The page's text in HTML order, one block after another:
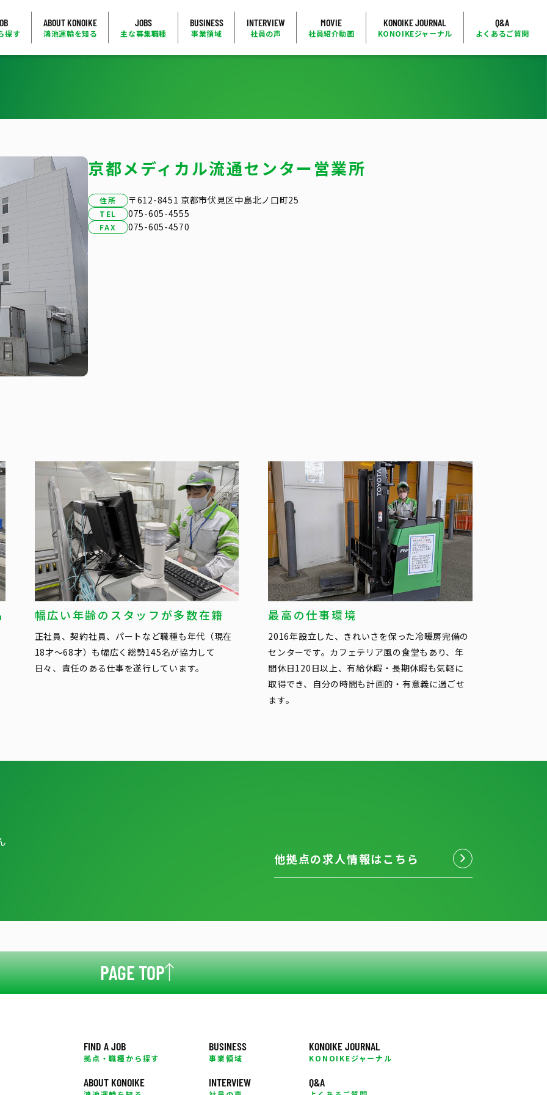
探す
ABOUT KONOIKE
鴻池運輸を知る
JOBS
主な募集職種
BUSINESS
事業領域
INTERVIEW
社員の声
MOVIE
社員紹介動画
KONOIKE JOURNAL
KONOIKEジャーナル
Q&A
よくあるご質問
京都メディカル流通センター営業所
住所 〒612-8451 京都市伏見区中島北ノ口町25
TEL 075-605-4555
FAX 075-605-4570
幅広い年齢のスタッフが多数在籍
正社員、契約社員、パートなど職種も年代（現在
18才～68才）も幅広く総勢145名が協力して
日々、責任のある仕事を遂行しています。
最高の仕事環境
2016年設立した、きれいさを保った冷暖房完備の
センターです。カフェテリア風の食堂もあり、年
間休日120日以上、有給休暇・長期休暇も気軽に
取得でき、自分の時間も計画的・有意義に過ごせ
ます。
他拠点の求人情報はこちら
PAGE TOP
FIND A JOB
拠点・職種から探す
ABOUT KONOIKE
BUSINESS
事業領域
INTERVIEW
KONOIKE JOURNAL
KONOIKEジャーナル
Q&A